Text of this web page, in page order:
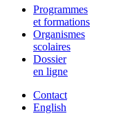
Programmes
et formations
Organismes
scolaires
Dossier
en ligne
Contact
English